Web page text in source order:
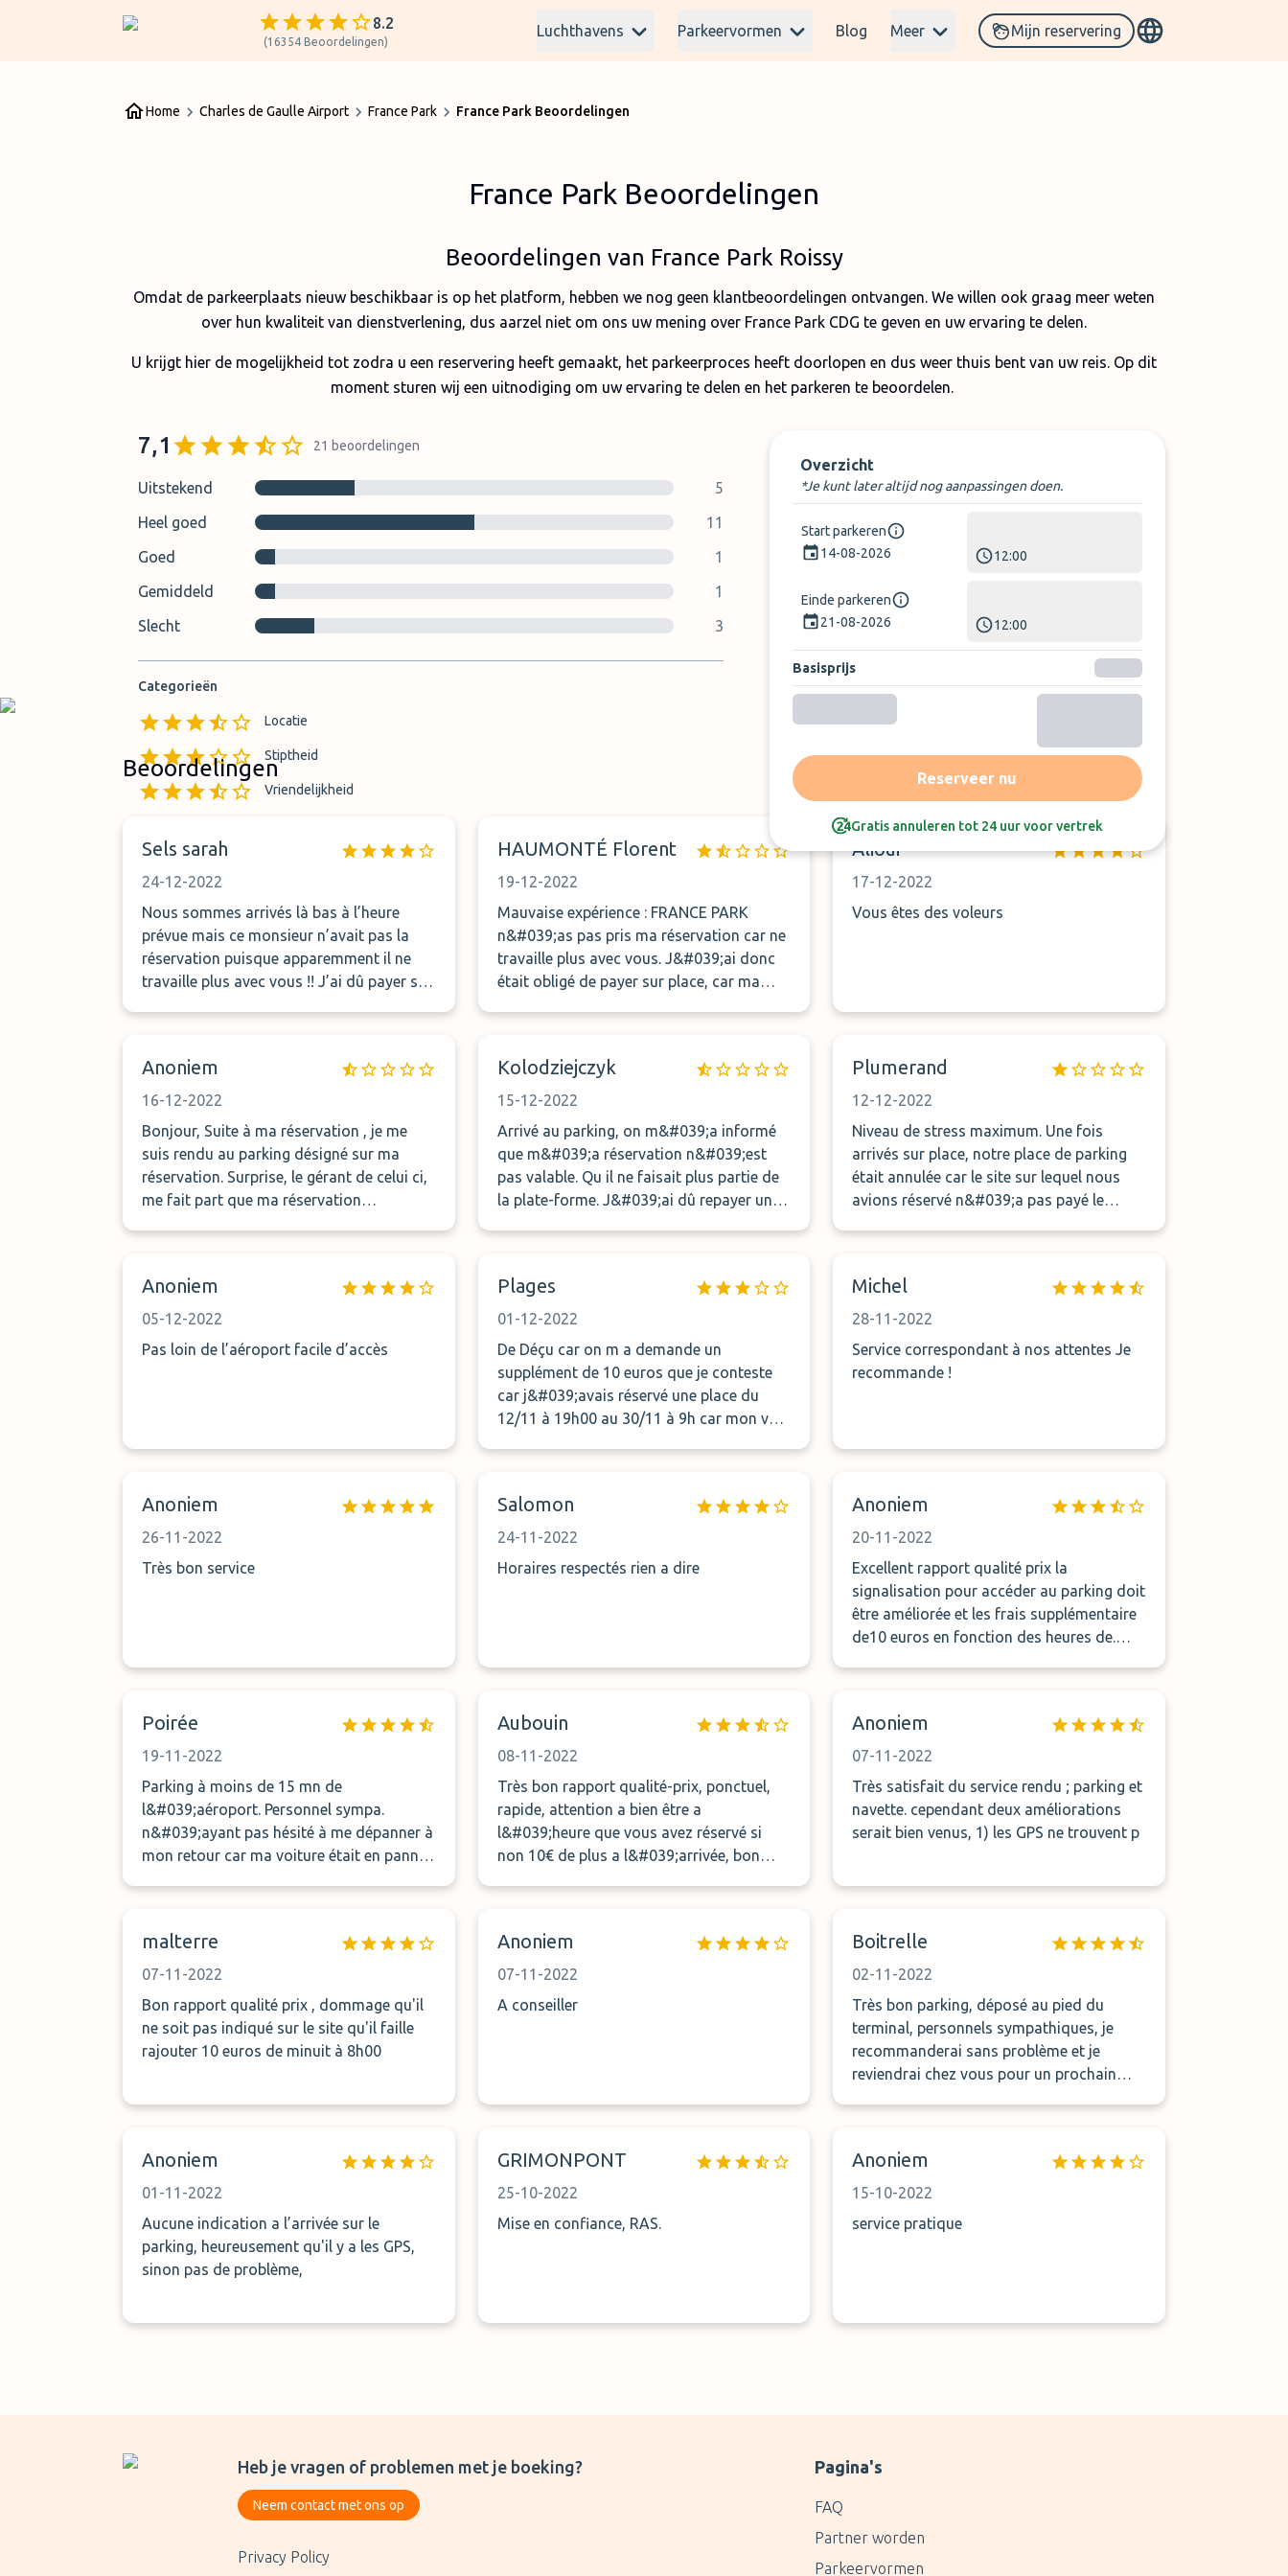
8.2
(16354 Beoordelingen)
Luchthavens Parkeervormen Blog Meer Mijn reservering
Home Charles de Gaulle Airport France Park France Park Beoordelingen
France Park Beoordelingen
Beoordelingen van France Park Roissy
Omdat de parkeerplaats nieuw beschikbaar is op het platform, hebben we nog geen klantbeoordelingen ontvangen. We willen ook graag meer weten
over hun kwaliteit van dienstverlening, dus aarzel niet om ons uw mening over France Park CDG te geven en uw ervaring te delen.
U krijgt hier de mogelijkheid tot zodra u een reservering heeft gemaakt, het parkeerproces heeft doorlopen en dus weer thuis bent van uw reis. Op dit
moment sturen wij een uitnodiging om uw ervaring te delen en het parkeren te beoordelen.
7,1 21 beoordelingen
Uitstekend
5
Heel goed
11
Goed
1
Gemiddeld
1
Slecht
3
Categorieën
Locatie
Stiptheid
Vriendelijkheid
Overzicht
*Je kunt later altijd nog aanpassingen doen.
Start parkeren
14-08-2026
12:00
Einde parkeren
21-08-2026
12:00
Basisprijs
Reserveer nu
Gratis annuleren tot 24 uur voor vertrek
Beoordelingen Laatste beoordeling
Sels sarah
24-12-2022
Nous sommes arrivés là bas à l’heure
prévue mais ce monsieur n’avait pas la
réservation puisque apparemment il ne
travaille plus avec vous !! J’ai dû payer sur
remboursement, puisque j’ai payé sur
place 91€ pour les 13 jours……
HAUMONTÉ Florent
19-12-2022
Mauvaise expérience : FRANCE PARK
n&#039;as pas pris ma réservation car ne
travaille plus avec vous. J&#039;ai donc
était obligé de payer sur place, car ma
site. Envoi possible de la facture payée sur
place.
Alioui
17-12-2022
Vous êtes des voleurs
Anoniem
16-12-2022
Bonjour, Suite à ma réservation , je me
suis rendu au parking désigné sur ma
réservation. Surprise, le gérant de celui ci,
me fait part que ma réservation
FRANCE PARK de Goussainville la somme
de 60 euros. Je vous demande de bien
vouloir procéder au remboursement des
47 euros . Merci
Kolodziejczyk
15-12-2022
Arrivé au parking, on m&#039;a informé
que m&#039;a réservation n&#039;est
pas valable. Qu il ne faisait plus partie de
la plate-forme. J&#039;ai dû repayer un
Plumerand
12-12-2022
Niveau de stress maximum. Une fois
arrivés sur place, notre place de parking
était annulée car le site sur lequel nous
avions réservé n&#039;a pas payé le
place. Nous espérons un remboursement
du premier paiement que nous avions fait
Anoniem
05-12-2022
Pas loin de l’aéroport facile d’accès
Plages
01-12-2022
De Déçu car on m a demande un
supplément de 10 euros que je conteste
car j&#039;avais réservé une place du
12/11 à 19h00 au 30/11 à 9h car mon vol
explication.
Michel
28-11-2022
Service correspondant à nos attentes Je
recommande !
Anoniem
26-11-2022
Très bon service
Salomon
24-11-2022
Horaires respectés rien a dire
Anoniem
20-11-2022
Excellent rapport qualité prix la
signalisation pour accéder au parking doit
être améliorée et les frais supplémentaire
de10 euros en fonction des heures de.
Poirée
19-11-2022
Parking à moins de 15 mn de
l&#039;aéroport. Personnel sympa.
n&#039;ayant pas hésité à me dépanner à
mon retour car ma voiture était en panne
Aubouin
08-11-2022
Très bon rapport qualité-prix, ponctuel,
rapide, attention a bien être a
l&#039;heure que vous avez réservé si
non 10€ de plus a l&#039;arrivée, bon
Anoniem
07-11-2022
Très satisfait du service rendu ; parking et
navette. cependant deux améliorations
serait bien venus, 1) les GPS ne trouvent p
malterre
07-11-2022
Bon rapport qualité prix , dommage qu'il
ne soit pas indiqué sur le site qu'il faille
rajouter 10 euros de minuit à 8h00
Anoniem
07-11-2022
A conseiller
Boitrelle
02-11-2022
Très bon parking, déposé au pied du
terminal, personnels sympathiques, je
recommanderai sans problème et je
reviendrai chez vous pour un prochain
Anoniem
01-11-2022
Aucune indication a l’arrivée sur le
parking, heureusement qu'il y a les GPS,
sinon pas de problème,
GRIMONPONT
25-10-2022
Mise en confiance, RAS.
Anoniem
15-10-2022
service pratique
Heb je vragen of problemen met je boeking?
Neem contact met ons op
Privacy Policy
Pagina's
FAQ
Partner worden
Parkeervormen